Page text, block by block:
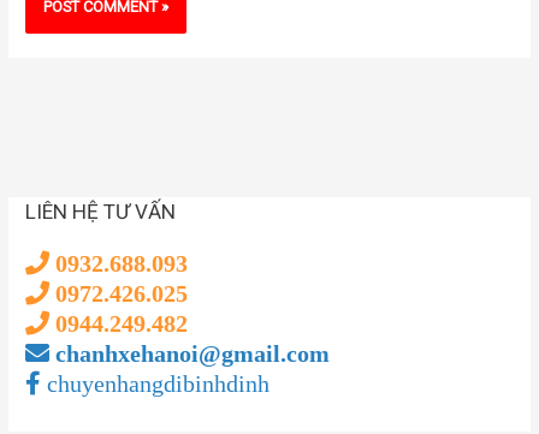
LIÊN HỆ TƯ VẤN
0932.688.093
0972.426.025
0944.249.482
chanhxehanoi@gmail.com
chuyenhangdibinhdinh